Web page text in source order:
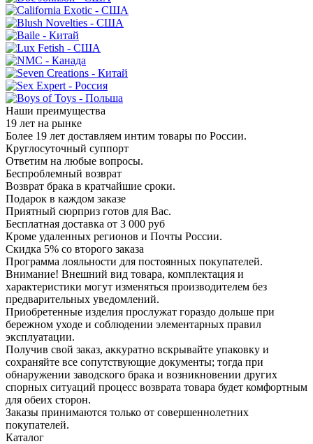
Наши преимущества
19 лет на рынке
Более 19 лет доставляем интим товары по России.
Круглосуточный суппорт
Ответим на любые вопросы.
Беспроблемный возврат
Возврат брака в кратчайшие сроки.
Подарок в каждом заказе
Приятный сюрприз готов для Вас.
Бесплатная доставка от 3 000 руб
Кроме удаленных регионов и Почты России.
Скидка 5% со второго заказа
Программа лояльности для постоянных покупателей.
Внимание! Внешний вид товара, комплектация и
характеристики могут изменяться производителем без
предварительных уведомлений.
Приобретенные изделия прослужат гораздо дольше при
бережном уходе и соблюдении элементарных правил
эксплуатации.
Получив свой заказ, аккуратно вскрывайте упаковку и
сохраняйте все сопутствующие документы; тогда при
обнаружении заводского брака и возникновении других
спорных ситуаций процесс возврата товара будет комфортным
для обеих сторон.
Заказы принимаются только от совершеннолетних
покупателей.
Каталог